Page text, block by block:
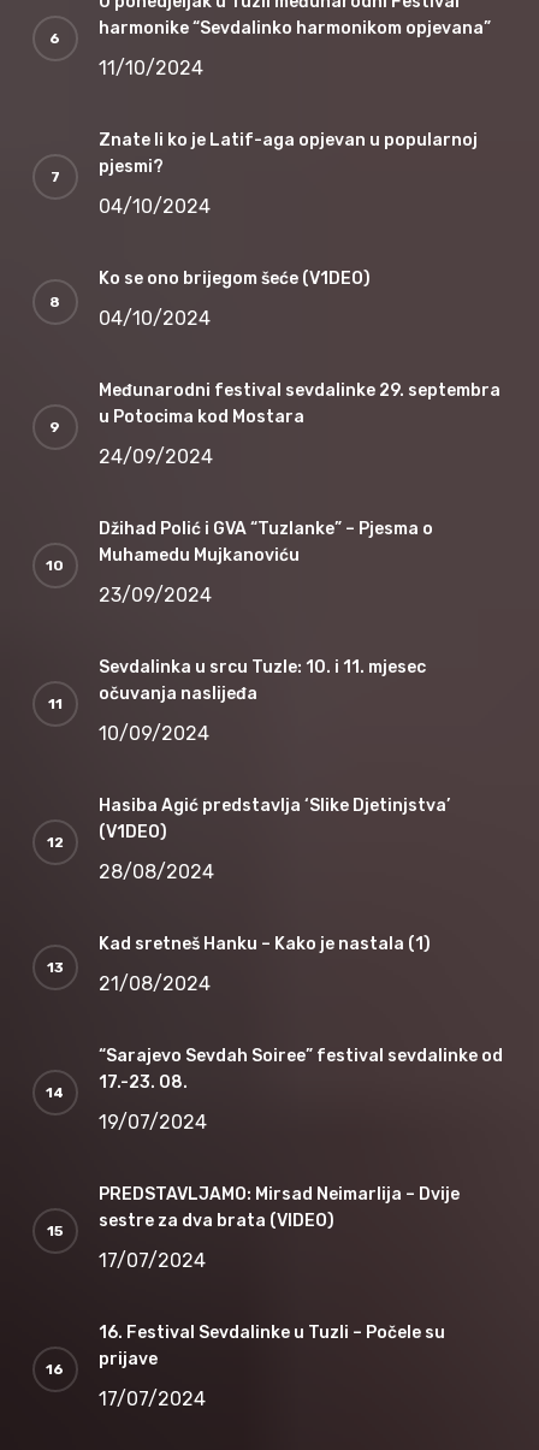
harmonike “Sevdalinko harmonikom opjevana”
11/10/2024
Znate li ko je Latif-aga opjevan u popularnoj
pjesmi?
04/10/2024
Ko se ono brijegom šeće (V1DEO)
04/10/2024
Međunarodni festival sevdalinke 29. septembra
u Potocima kod Mostara
24/09/2024
Džihad Polić i GVA “Tuzlanke” – Pjesma o
Muhamedu Mujkanoviću
23/09/2024
Sevdalinka u srcu Tuzle: 10. i 11. mjesec
očuvanja naslijeđa
10/09/2024
Hasiba Agić predstavlja ‘Slike Djetinjstva’
(V1DEO)
28/08/2024
Kad sretneš Hanku – Kako je nastala (1)
21/08/2024
“Sarajevo Sevdah Soiree” festival sevdalinke od
17.-23. 08.
19/07/2024
PREDSTAVLJAMO: Mirsad Neimarlija – Dvije
sestre za dva brata (VIDEO)
17/07/2024
16. Festival Sevdalinke u Tuzli – Počele su
prijave
17/07/2024